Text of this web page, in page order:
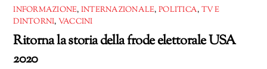
INFORMAZIONE, INTERNAZIONALE, POLITICA, TV E
DINTORNI, VACCINI
Ritorna la storia della frode elettorale USA
2020